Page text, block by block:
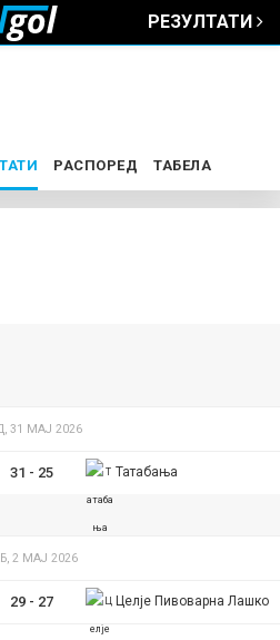
РЕЗУЛТАТИ
(ACTIVE TAB)
РАСПОРЕД ТАБЕЛА
31 МАЈ 2026
31 - 25 Татабања
2 МАЈ 2026
29- 27 Целје Пивоварна Лашко